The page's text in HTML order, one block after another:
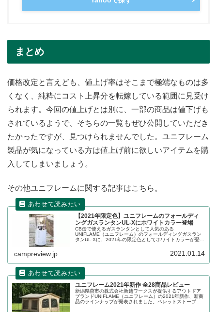
まとめ
価格改定と言えども、値上げ率はそこまで極端なものは多
くなく、純粋にコスト上昇分を転嫁している範囲に見受け
られます。今回の値上げとは別に、一部の商品は値下げも
されているようで、そちらの一覧もぜひ公開していただき
たかったですが、見つけられませんでした。ユニフレーム
製品が気になっている方は値上げ前に欲しいアイテムを購
入してしまいましょう。
その他ユニフレームに関する記事はこちら。
【2021年限定色】ユニフレームのフォールディ
ングガスランタンUL-Xにホワイトカラー登場
CB缶で使えるガスランタンとして人気のある
UNIFLAME（ユニフレーム）のフォールディングガスラン
タンUL-Xに、2021年の限定色としてホワイトカラーが登場
campreview.jp 2021.01.14
ユニフレーム2021年新作 全28商品レビュー
新潟県燕市の株式会社新越ワークスが提供するアウトドア
ブランドUNIFLAME（ユニフレーム）の2021年新作、新商
品のラインナップが発表されました。ペレットストーブな